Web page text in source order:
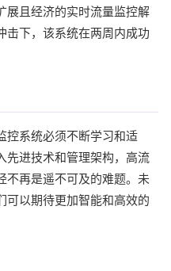
展且经济的实时流量监控解
击下，该系统在两周内成功
控系统必须不断学习和适
先进技术和管理架构，高流
不再是遥不可及的难题。未
可以期待更加智能和高效的